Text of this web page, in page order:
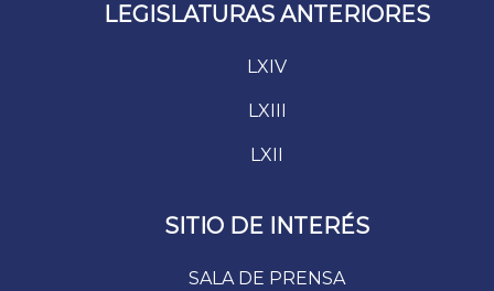
LEGISLATURAS ANTERIORES
LXIV
LXIII
LXII
SITIO DE INTERÉS
SALA DE PRENSA